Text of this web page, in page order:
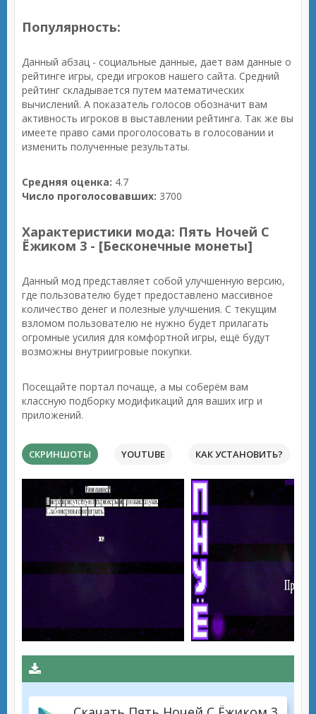
Популярность:
Данный абзац - социальные данные, дает вам данные о
рейтинге игры, среди игроков нашего сайта. Средний
рейтинг складывается путем математических
вычислений. А показатель голосов обозначит вам
активность игроков в выставлении рейтинга. Так же вы
имеете право сами проголосовать в голосовании и
изменить полученные результаты.
Средняя оценка: 4.7
Число проголосовавших: 3700
Характеристики мода: Пять Ночей С
Ёжиком 3 - [Бесконечные монеты]
Данный мод представляет собой улучшенную версию,
где пользователю будет предоставлено массивное
количество денег и полезные улучшения. С текущим
взломом пользователю не нужно будет прилагать
огромные усилия для комфортной игры, ещё будут
возможны внутриигровые покупки.
Посещайте портал почаще, а мы соберём вам
классную подборку модификаций для ваших игр и
приложений.
СКРИНШОТЫ YOUTUBE КАК УСТАНОВИТЬ?